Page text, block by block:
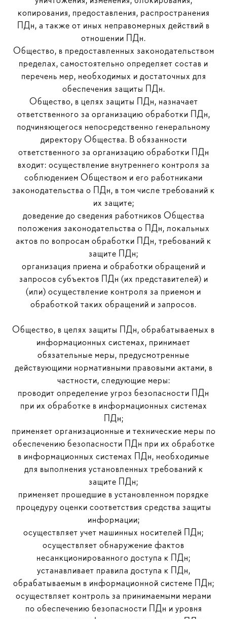
копирования, предоставления, распространения
ПДн, а также от иных неправомерных действий в
отношении ПДн.
Общество, в предоставленных законодательством
пределах, самостоятельно определяет состав и
перечень мер, необходимых и достаточных для
обеспечения защиты ПДн.
Общество, в целях защиты ПДн, назначает
ответственного за организацию обработки ПДн,
подчиняющегося непосредственно генеральному
директору Общества. В обязанности
ответственного за организацию обработки ПДн
входит: осуществление внутреннего контроля за
соблюдением Обществом и его работниками
законодательства о ПДн, в том числе требований к
их защите;
доведение до сведения работников Общества
положения законодательства о ПДн, локальных
актов по вопросам обработки ПДн, требований к
защите ПДн;
организация приема и обработки обращений и
запросов субъектов ПДн (их представителей) и
(или) осуществление контроля за приемом и
обработкой таких обращений и запросов.
Общество, в целях защиты ПДн, обрабатываемых в
информационных системах, принимает
обязательные меры, предусмотренные
действующими нормативными правовыми актами, в
частности, следующие меры:
проводит определение угроз безопасности ПДн
при их обработке в информационных системах
ПДн;
применяет организационные и технические меры по
обеспечению безопасности ПДн при их обработке
в информационных системах ПДн, необходимые
для выполнения установленных требований к
защите ПДн;
применяет прошедшие в установленном порядке
процедуру оценки соответствия средства защиты
информации;
осуществляет учет машинных носителей ПДн;
осуществляет обнаружение фактов
несанкционированного доступа к ПДн;
устанавливает правила доступа к ПДн,
обрабатываемым в информационной системе ПДн;
осуществляет контроль за принимаемыми мерами
по обеспечению безопасности ПДн и уровня